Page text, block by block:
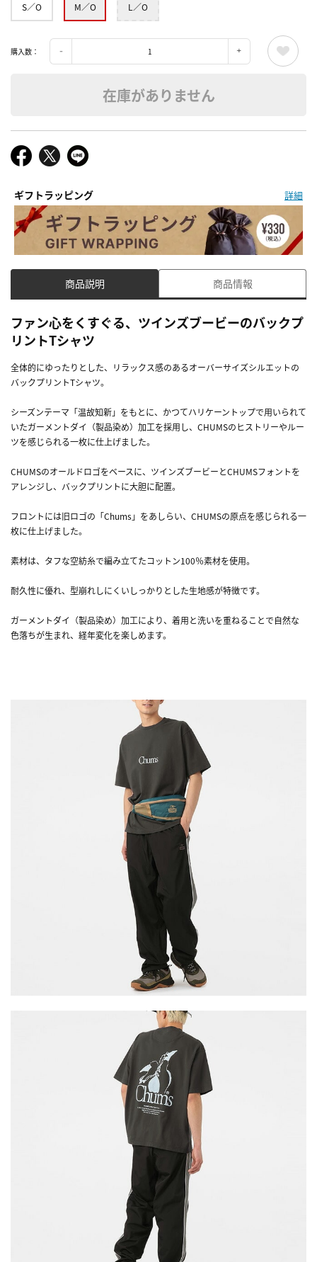
S／O M／O L／O
購入数：
在庫がありません
ギフトラッピング 詳細
商品説明 商品情報
ファン心をくすぐる、ツインズブービーのバックプ
リントTシャツ
全体的にゆったりとした、リラックス感のあるオーバーサイズシルエットの
バックプリントTシャツ。
シーズンテーマ「温故知新」をもとに、かつてハリケーントップで用いられて
いたガーメントダイ（製品染め）加工を採用し、CHUMSのヒストリーやルー
ツを感じられる一枚に仕上げました。
CHUMSのオールドロゴをベースに、ツインズブービーとCHUMSフォントを
アレンジし、バックプリントに大胆に配置。
フロントには旧ロゴの「Chums」をあしらい、CHUMSの原点を感じられる一
枚に仕上げました。
素材は、タフな空紡糸で編み立てたコットン100％素材を使用。
耐久性に優れ、型崩れしにくいしっかりとした生地感が特徴です。
ガーメントダイ（製品染め）加工により、着用と洗いを重ねることで自然な
色落ちが生まれ、経年変化を楽しめます。